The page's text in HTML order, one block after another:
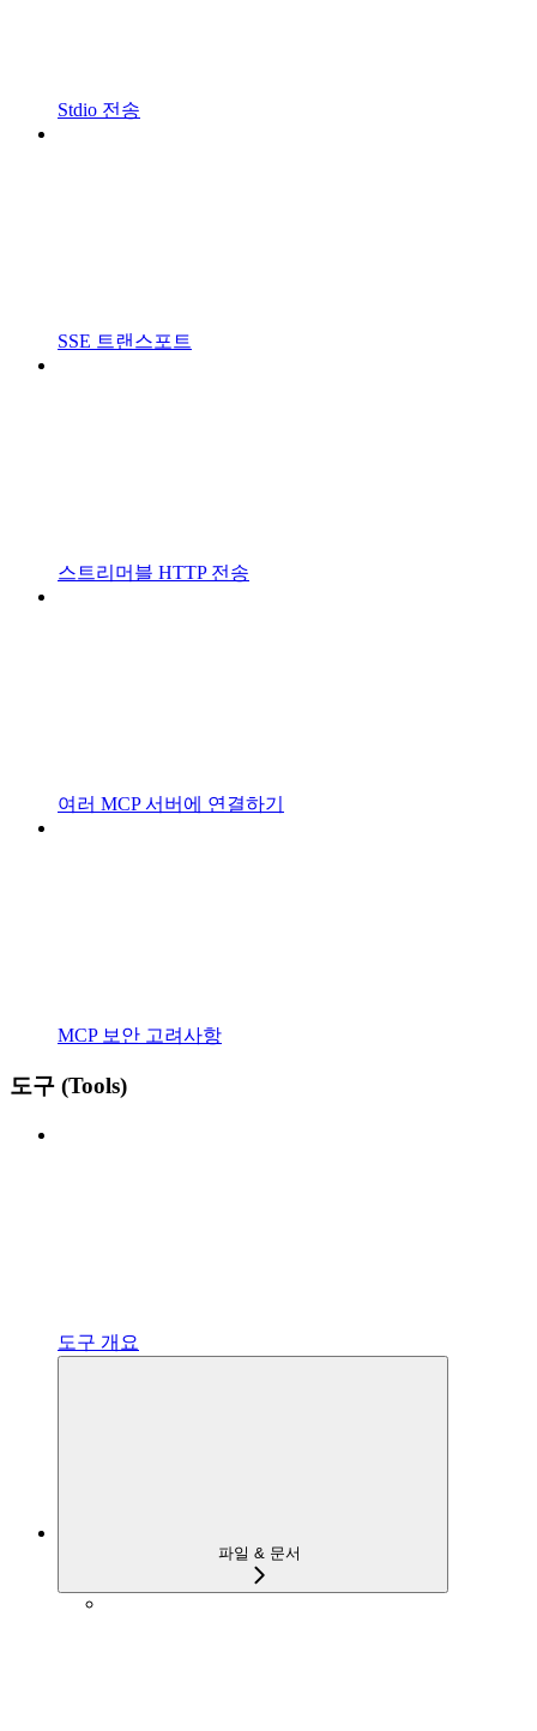
Stdio 전송
SSE 트랜스포트
스트리머블 HTTP 전송
여러 MCP 서버에 연결하기
MCP 보안 고려사항
도구 (Tools)
도구 개요
파일 & 문서